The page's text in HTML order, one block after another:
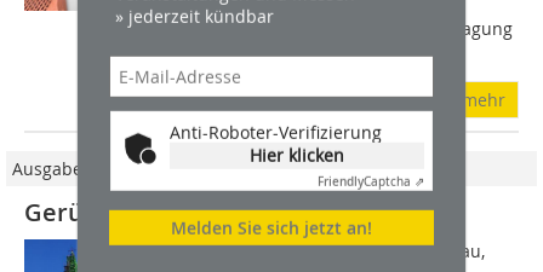
» jederzeit kündbar
Anti-Roboter-Verifizierung
Hier klicken
FriendlyCaptcha ⇗
Melden Sie sich jetzt an!
Fassade für Handwerker eine echte
Herausforderung dar, da die Lastabtragung
durch gedämmte Wände nicht mit...
mehr
Ausgabe 09/2019
Gerüste richtig planen
Gerüste sind als Hilfsmittel im Hochbau,